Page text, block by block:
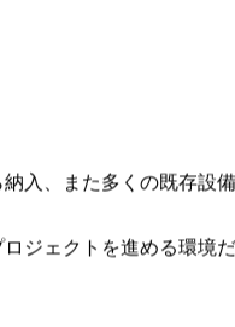
入、また多くの既存設
ジェクトを進める環境だ